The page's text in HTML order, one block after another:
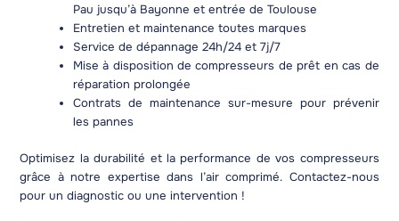
Pau jusqu’à Bayonne et entrée de Toulouse
Entretien et maintenance toutes marques
Service de dépannage 24h/24 et 7j/7
Mise à disposition de compresseurs de prêt en cas de
réparation prolongée
Contrats de maintenance sur-mesure pour prévenir
les pannes
Optimisez la durabilité et la performance de vos compresseurs
grâce à notre expertise dans l’air comprimé. Contactez-nous
pour un diagnostic ou une intervention !